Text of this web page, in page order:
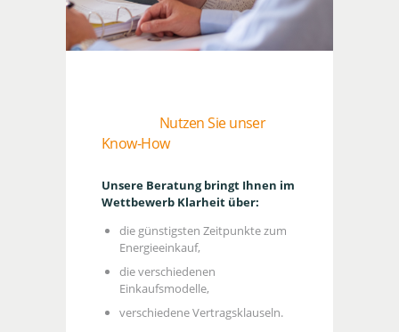
Nutzen Sie unser
Know-How
Unsere Beratung bringt Ihnen im
Wettbewerb Klarheit über:
die günstigsten Zeitpunkte zum
Energieeinkauf,
die verschiedenen
Einkaufsmodelle,
verschiedene Vertragsklauseln.